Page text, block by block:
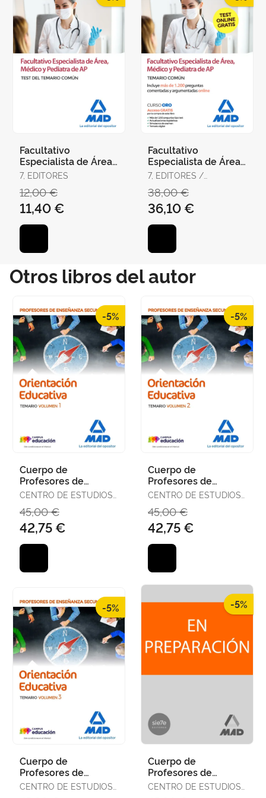
Facultativo
Especialista de Área,
Médico y Pediatra de
Atención Primaria del
Ser
7, EDITORES
12,00 €
11,40 €
Facultativo
Especialista de Área,
Médico y Pediatra de
Atención Primaria del
Ser
7, EDITORES /
FRANCISCO ENRIQUE /
GÓMEZ MARTÍNEZ,
DOMINGO / GUERRERO
ARROYO, JOSÉ
38,00 €
36,10 €
Otros libros del autor
-5%
Cuerpo de
Profesores de
Enseñanza
Secundaria -
Orientación
Educativa. Temario
Vo
CENTRO DE ESTUDIOS
45,00 €
42,75 €
-5%
Cuerpo de
Profesores de
Enseñanza
Secundaria -
Orientación
Educativa. Temario
Vo
CENTRO DE ESTUDIOS
45,00 €
42,75 €
-5%
Cuerpo de
Profesores de
Enseñanza
CENTRO DE ESTUDIOS
-5%
Cuerpo de
Profesores de
Enseñanza
CENTRO DE ESTUDIOS